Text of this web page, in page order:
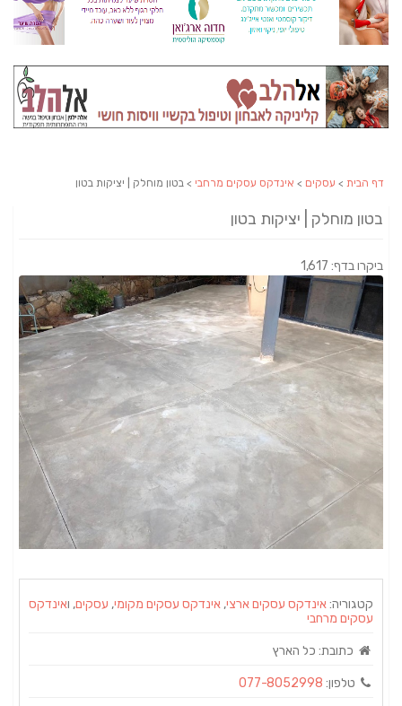
דף הבית > עסקים > אינדקס עסקים מרחבי > בטון מוחלק | יציקות בטון
בטון מוחלק | יציקות בטון
ביקרו בדף: 1,617
קטגוריה:אינדקס עסקים ארצי, אינדקס עסקים מקומי, עסקים, ואינדקס
עסקים מרחבי
כתובת: כל הארץ
טלפון: 077-8052998